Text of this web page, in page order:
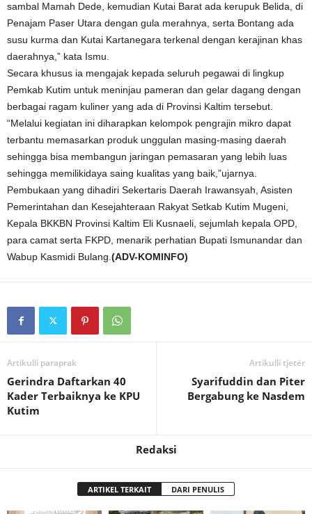
sambal Mamah Dede, kemudian Kutai Barat ada kerupuk Belida, di
Penajam Paser Utara dengan gula merahnya, serta Bontang ada
susu kurma dan Kutai Kartanegara terkenal dengan kerajinan khas
daerahnya,” kata Ismu.
Secara khusus ia mengajak kepada seluruh pegawai di lingkup
Pemkab Kutim untuk meninjau pameran dan gelar dagang dengan
berbagai ragam kuliner yang ada di Provinsi Kaltim tersebut.
“Melalui kegiatan ini diharapkan kelompok pengrajin mikro dapat
terbantu memasarkan produk unggulan masing-masing daerah
sehingga bisa membangun jaringan pemasaran yang lebih luas
sehingga memilikidaya saing kualitas yang baik,”ujarnya.
Pembukaan yang dihadiri Sekertaris Daerah Irawansyah, Asisten
Pemerintahan dan Kesejahteraan Rakyat Setkab Kutim Mugeni,
Kepala BKKBN Provinsi Kaltim Eli Kusnaeli, sejumlah kepala OPD,
para camat serta FKPD, menarik perhatian Bupati Ismunandar dan
Wabup Kasmidi Bulang. (ADV-KOMINFO)
Artikulli paraprak
Gerindra Daftarkan 40
Kader Terbaiknya ke KPU
Kutim
Artikulli tjetër
Syarifuddin dan Piter
Bergabung ke Nasdem
Redaksi
ARTIKEL TERKAIT DARI PENULIS